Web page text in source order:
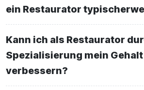
ein Restaurator
Kann ich als Restaurator
Spezialisierung mein Gehalt
verbessern?